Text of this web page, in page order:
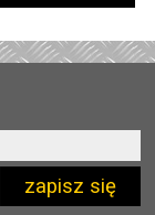
zapisz się